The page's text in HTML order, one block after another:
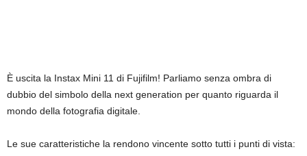
È uscita la Instax Mini 11 di Fujifilm! Parliamo senza ombra di
dubbio del simbolo della next generation per quanto riguarda il
mondo della fotografia digitale.
Le sue caratteristiche la rendono vincente sotto tutti i punti di vista: